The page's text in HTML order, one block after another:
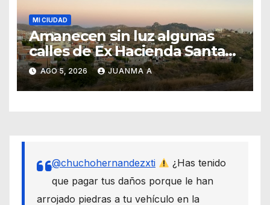
MI CIUDAD
Amanecen sin luz algunas
calles de Ex Hacienda Santa
Teresa
AGO 5, 2026 JUANMA A
@chuchohernandezxti
¿Has tenido
que pagar tus daños porque le han
arrojado piedras a tu vehículo en la